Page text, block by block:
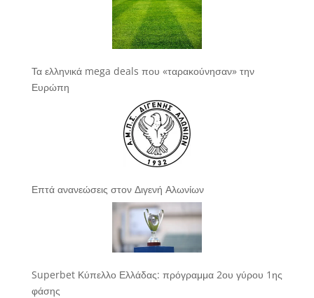
Τα ελληνικά mega deals που «ταρακούνησαν» την
Ευρώπη
Επτά ανανεώσεις στον Διγενή Αλωνίων
Superbet Κύπελλο Ελλάδας: πρόγραμμα 2ου γύρου 1ης
φάσης